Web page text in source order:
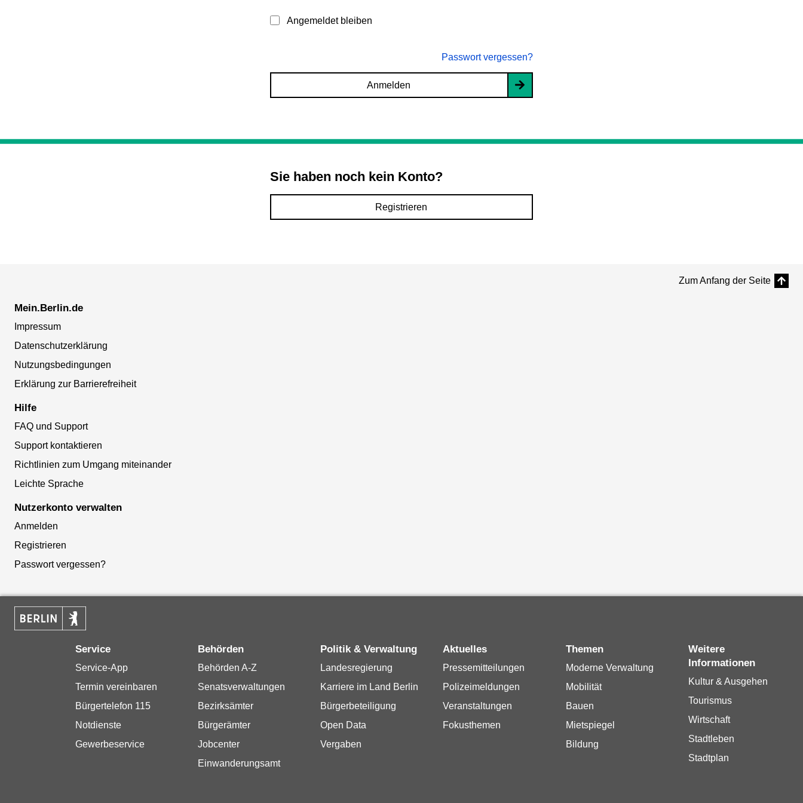
Angemeldet bleiben
Passwort vergessen?
Anmelden
Sie haben noch kein Konto?
Registrieren
Zum Anfang der Seite
Mein.Berlin.de
Impressum
Datenschutzerklärung
Nutzungsbedingungen
Erklärung zur Barrierefreiheit
Hilfe
FAQ und Support
Support kontaktieren
Richtlinien zum Umgang miteinander
Leichte Sprache
Nutzerkonto verwalten
Anmelden
Registrieren
Passwort vergessen?
Service
Service-App
Termin vereinbaren
Bürgertelefon 115
Notdienste
Gewerbeservice
Behörden
Behörden A-Z
Senatsverwaltungen
Bezirksämter
Bürgerämter
Jobcenter
Einwanderungsamt
Politik & Verwaltung
Landesregierung
Karriere im Land Berlin
Bürgerbeteiligung
Open Data
Vergaben
Aktuelles
Pressemitteilungen
Polizeimeldungen
Veranstaltungen
Fokusthemen
Themen
Moderne Verwaltung
Mobilität
Bauen
Mietspiegel
Bildung
Weitere
Informationen
Kultur & Ausgehen
Tourismus
Wirtschaft
Stadtleben
Stadtplan